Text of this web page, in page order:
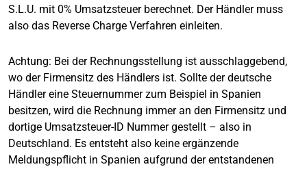
S.L.U. mit 0% Umsatzsteuer berechnet. Der Händler muss
also das Reverse Charge Verfahren einleiten.
Achtung: Bei der Rechnungsstellung ist ausschlaggebend,
wo der Firmensitz des Händlers ist. Sollte der deutsche
Händler eine Steuernummer zum Beispiel in Spanien
besitzen, wird die Rechnung immer an den Firmensitz und
dortige Umsatzsteuer-ID Nummer gestellt – also in
Deutschland. Es entsteht also keine ergänzende
Meldungspflicht in Spanien aufgrund der entstandenen